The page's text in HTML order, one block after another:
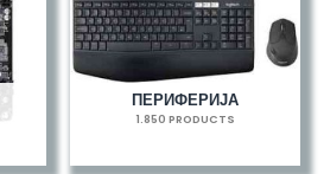
ПЕРИФЕРИЈА
1.850 PRODUCTS